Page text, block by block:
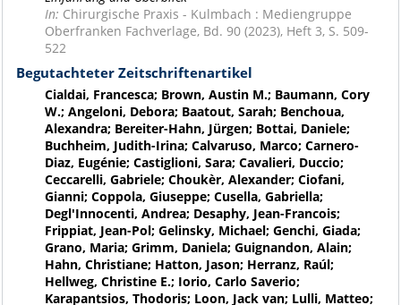
In: Chirurgische Praxis - Kulmbach : Mediengruppe
Oberfranken Fachverlage, Bd. 90 (2023), Heft 3, S. 509-
522
Begutachteter Zeitschriftenartikel
Cialdai, Francesca; Brown, Austin M.; Baumann, Cory
W.; Angeloni, Debora; Baatout, Sarah; Benchoua,
Alexandra; Bereiter-Hahn, Jürgen; Bottai, Daniele;
Buchheim, Judith-Irina; Calvaruso, Marco; Carnero-
Diaz, Eugénie; Castiglioni, Sara; Cavalieri, Duccio;
Ceccarelli, Gabriele; Choukèr, Alexander; Ciofani,
Gianni; Coppola, Giuseppe; Cusella, Gabriella;
Degl'Innocenti, Andrea; Desaphy, Jean-Francois;
Frippiat, Jean-Pol; Gelinsky, Michael; Genchi, Giada;
Grano, Maria; Grimm, Daniela; Guignandon, Alain;
Hahn, Christiane; Hatton, Jason; Herranz, Raúl;
Hellweg, Christine E.; Iorio, Carlo Saverio;
Karapantsios, Thodoris; Loon, Jack van; Lulli, Matteo;